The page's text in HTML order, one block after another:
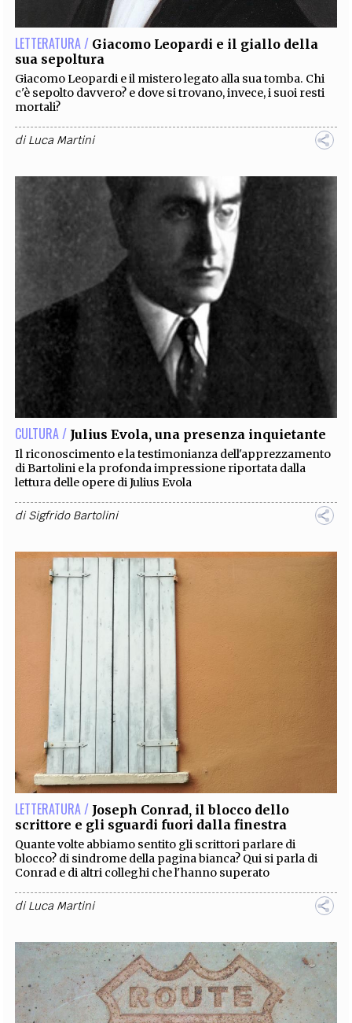
LETTERATURA / Giacomo Leopardi e il giallo della
sua sepoltura
Giacomo Leopardi e il mistero legato alla sua tomba. Chi
c'è sepolto davvero? e dove si trovano, invece, i suoi resti
mortali?
diLuca Martini
CULTURA / Julius Evola, una presenza inquietante
Il riconoscimento e la testimonianza dell'apprezzamento
di Bartolini e la profonda impressione riportata dalla
lettura delle opere di Julius Evola
diSigfrido Bartolini
LETTERATURA / Joseph Conrad, il blocco dello
scrittore e gli sguardi fuori dalla finestra
Quante volte abbiamo sentito gli scrittori parlare di
blocco? di sindrome della pagina bianca? Qui si parla di
Conrad e di altri colleghi che l'hanno superato
diLuca Martini